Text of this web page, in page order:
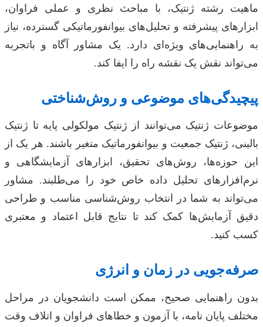
ماهیت رشته ژنتیک، با مباحث نظری و عملی فراوان،
ابزارهای پیشرفته و تحلیل‌های بیوانفورماتیکی گسترده، نیاز
به راهنمایی‌های ویژه‌ای دارد. یک مشاور آگاه و باتجربه
می‌تواند نقش یک نقشه راه را ایفا کند.
پیچیدگی‌های موضوعی و روش‌شناختی
موضوعات ژنتیک می‌توانند از ژنتیک مولکولی پایه تا ژنتیک
بالینی، ژنتیک جمعیت و بیوانفورماتیک متغیر باشند. هر یک از
این حوزه‌ها، روش‌های تحقیق، ابزارهای آزمایشگاهی و
نرم‌افزارهای تحلیل داده خاص خود را می‌طلبند. مشاور
می‌تواند به شما در انتخاب روش‌شناسی مناسب و طراحی
دقیق آزمایش‌ها کمک کند تا نتایج قابل اعتماد و معتبری
کسب کنید.
صرفه‌جویی در زمان و انرژی
بدون راهنمایی صحیح، ممکن است دانشجویان در مراحل
مختلف پایان نامه، با آزمون و خطاهای فراوان و اتلاف وقت